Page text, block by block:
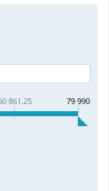
861.25 79 990